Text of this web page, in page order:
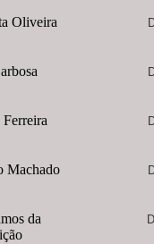
Oliveira
Ferreira
Machado
da